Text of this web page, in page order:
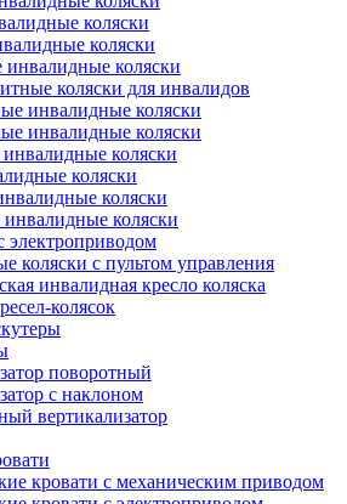
коляски
коляски
коляски
коляски для инвалидов
инвалидные коляски
инвалидные коляски
коляски
коляски
коляски
коляски
электроприводом
коляски с пультом управления
инвалидная кресло коляска
колясок
поворотный
с наклоном
вертикализатор
кровати с механическим приводом